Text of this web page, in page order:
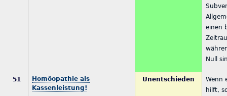
einen
Null
51
Homöopathie als
Kassenleistung!
Unentschieden
Wenn
hilft,